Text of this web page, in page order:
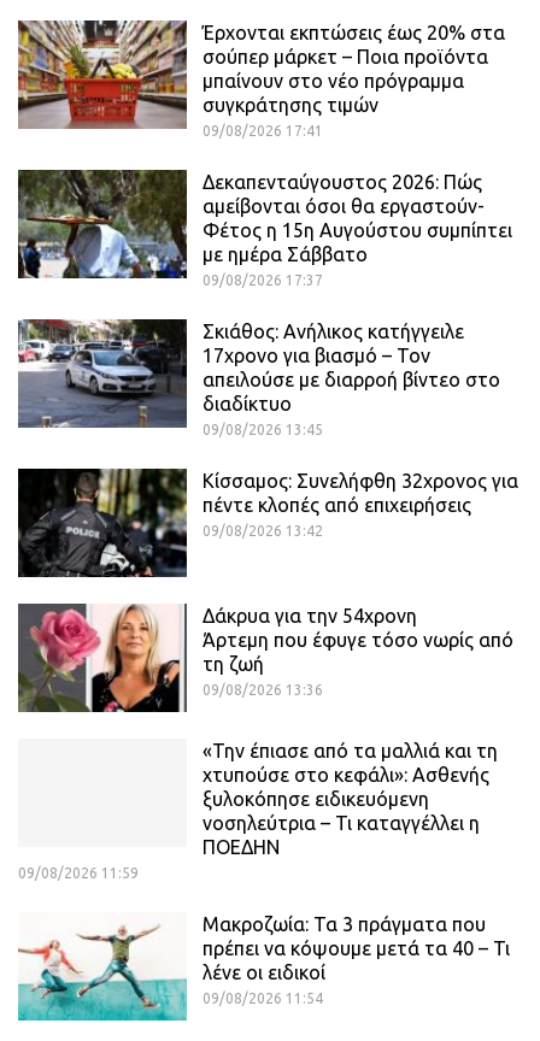
Έρχονται εκπτώσεις έως 20% στα
σούπερ μάρκετ – Ποια προϊόντα
μπαίνουν στο νέο πρόγραμμα
συγκράτησης τιμών
09/08/2026 17:41
Δεκαπενταύγουστος 2026: Πώς
αμείβονται όσοι θα εργαστούν-
Φέτος η 15η Αυγούστου συμπίπτει
με ημέρα Σάββατο
09/08/2026 17:37
Σκιάθος: Ανήλικος κατήγγειλε
17χρονο για βιασμό – Τον
απειλούσε με διαρροή βίντεο στο
διαδίκτυο
09/08/2026 13:45
Κίσσαμος: Συνελήφθη 32χρονος για
πέντε κλοπές από επιχειρήσεις
09/08/2026 13:42
Δάκρυα για την 54χρονη
Άρτεμη που έφυγε τόσο νωρίς από
τη ζωή
09/08/2026 13:36
«Την έπιασε από τα μαλλιά και τη
χτυπούσε στο κεφάλι»: Ασθενής
ξυλοκόπησε ειδικευόμενη
νοσηλεύτρια – Τι καταγγέλλει η
ΠΟΕΔΗΝ
09/08/2026 11:59
Μακροζωία: Τα 3 πράγματα που
πρέπει να κόψουμε μετά τα 40 – Τι
λένε οι ειδικοί
09/08/2026 11:54